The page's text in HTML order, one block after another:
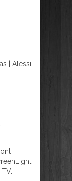
| Alessi |